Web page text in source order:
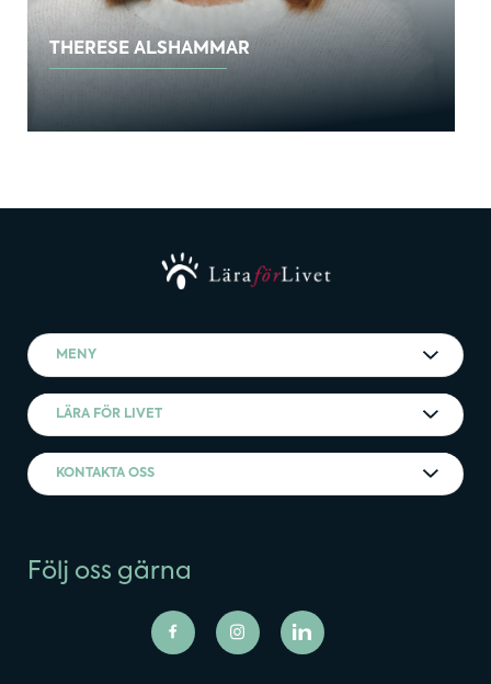
THERESE ALSHAMMAR
MENY
LÄRA FÖR LIVET
KONTAKTA OSS
Följ oss gärna